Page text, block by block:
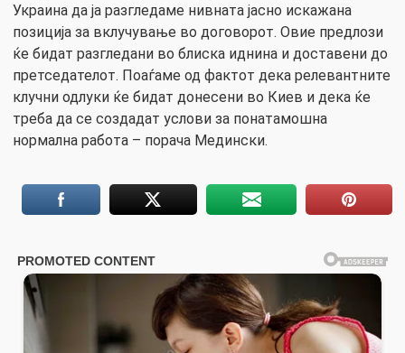
Украина да ја разгледаме нивната јасно искажана
позиција за вклучување во договорот. Овие предлози
ќе бидат разгледани во блиска иднина и доставени до
претседателот. Поаѓаме од фактот дека релевантните
клучни одлуки ќе бидат донесени во Киев и дека ќе
треба да се создадат услови за понатамошна
нормална работа – порача Медински.